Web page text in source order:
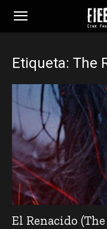
Etiqueta: The
El Renacido